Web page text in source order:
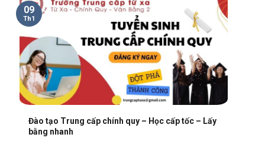
Đào tạo Trung cấp chính quy – Học cấp tốc – Lấy
bằng nhanh
09
Th1